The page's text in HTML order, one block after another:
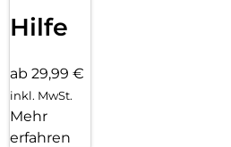
Hilfe
ab 29,99 €
inkl. MwSt.
Mehr
erfahren